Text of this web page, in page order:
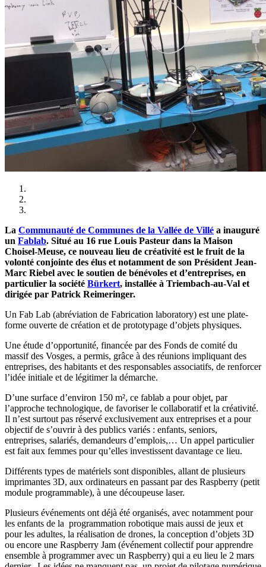
La Communauté de Communes de la Vallée de Villé a inauguré
un Fablab. Situé au 16 rue Louis Pasteur dans la Maison
Choisel-Meuse, ce nouveau lieu de créativité est le fruit de la
volonté conjointe des élus et notamment de son Président Jean-
Marc Riebel avec le soutien de bénévoles et d’entreprises, en
particulier la société Bürkert, installée à Triembach-au-Val et
dirigée par Patrick Reimeringer.
Un Fab Lab (abréviation de Fabrication laboratory) est une plate-
forme ouverte de création et de prototypage d’objets physiques.
Une étude d’opportunité, financée par des Fonds de comité du
massif des Vosges, a permis, grâce à des réunions impliquant des
entreprises, des habitants et des responsables associatifs, de renforcer
l’idée initiale et de légitimer la démarche.
D’une surface d’environ 150 m², ce fablab a pour objet, par
l’approche technologique, de favoriser le collaboratif et la créativité.
Il n’est surtout pas réservé exclusivement aux entreprises et a pour
objectif de s’ouvrir à des publics variés : enfants, seniors,
entreprises, salariés, demandeurs d’emplois,… Un appel particulier
est fait aux femmes pour qu’elles investissent davantage ce lieu.
Différents types de matériels sont disponibles, allant de plusieurs
imprimantes 3D, aux ordinateurs en passant par des Raspberry (petit
module programmable), à une découpeuse laser.
Plusieurs événements ont déjà été organisés, avec notamment pour
les enfants de la programmation robotique mais aussi de jeux et
pour les adultes, la réalisation de drones, la conception d’objets 3D
ou encore une Raspberry Jam (événement collectif pour apprendre
ensemble à programmer avec un Raspberry) qui a eu lieu le 2 mars